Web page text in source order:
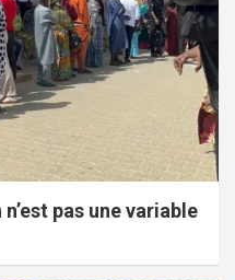
pas une variable